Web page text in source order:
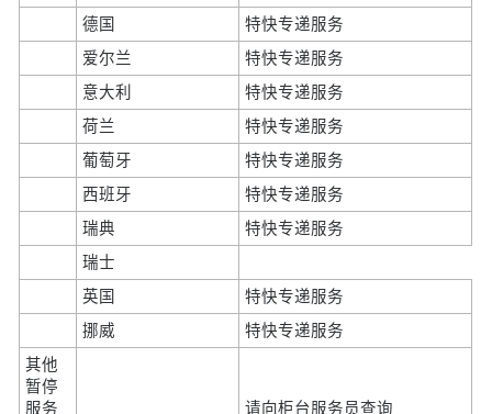
德国
特快专递服务
爱尔兰
特快专递服务
意大利
特快专递服务
荷兰
特快专递服务
葡萄牙
特快专递服务
西班牙
特快专递服务
瑞典
特快专递服务
瑞士
英国
特快专递服务
挪威
特快专递服务
其他
暂停
服务
请向柜台服务员查询